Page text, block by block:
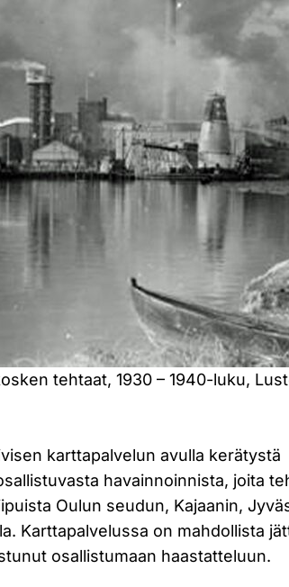
tehtaat, 1930 – 1940-luku,
karttapalvelun avulla kerätystä
havainnoinnista, joita
Oulun seudun, Kajaanin,
Karttapalvelussa on mahdollista
osallistumaan haastatteluun.